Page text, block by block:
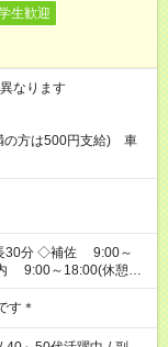
生歓迎
なります
の方は500円支給) 車
30分 ◇補佐 9:00～
9:00～18:00(休憩1
18:00(休憩1ｈ)最大延
憩なし)最大延長30分 ◇
す＊